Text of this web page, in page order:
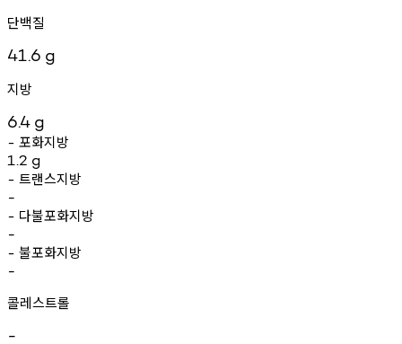
단백질
41.6 g
지방
6.4 g
- 포화지방
1.2 g
- 트랜스지방
-
- 다불포화지방
-
- 불포화지방
-
콜레스트롤
-